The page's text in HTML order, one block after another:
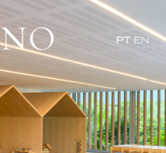
PT EN